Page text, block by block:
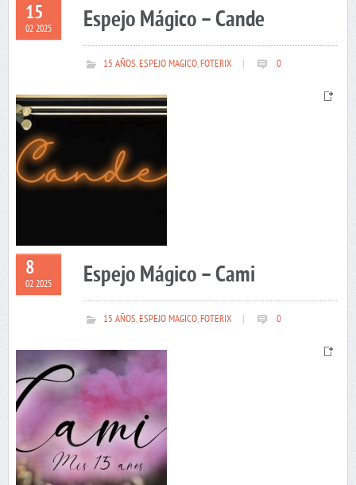
15
02 2025 Espejo Mágico – Cande
15 AÑOS,ESPEJO MAGICO,FOTERIX 0
8
02 2025 Espejo Mágico – Cami
15 AÑOS,ESPEJO MAGICO,FOTERIX 0